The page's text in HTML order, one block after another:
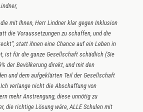
die mit Ihnen, Herr Lindner klar gegen Inklusion
die Voraussetzungen zu schaffen, und die
statt ihnen eine Chance auf ein Leben in
ist für die ganze Gesellschaft schädlich (Sie
der Bevölkerung direkt, und mit den
und dem aufgeklärten Teil der Gesellschaft
verlange nicht die Abschaffung von
mehr Anstrengung, diese unnötig zu
die richtige Lösung wäre, ALLE Schulen mit